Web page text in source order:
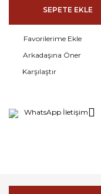
SEPETE EKLE
Arkadaşına Öner
Karşılaştır
WhatsApp İletişim